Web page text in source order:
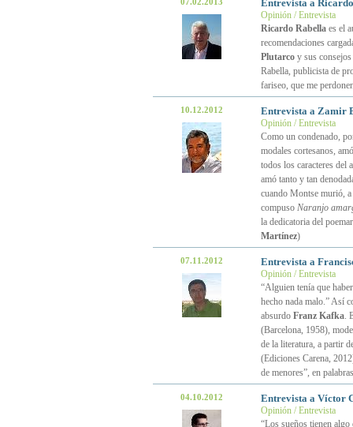
Entrevista a
Opinión / Entrevista
Ricardo Rabellaes el
recomendaciones
Plutarcoy sus consejos
Rabella, publicista de
fariseo, que me
10.12.2012 Entrevista a Zamir
Opinión / Entrevista
Como un condenado,
modales cortesanos,
todos los caracteres del
amó tanto y tan
cuando Montse murió,
compuso Naranjo
la dedicatoria del
Martínez)
07.11.2012 Entrevista a
Opinión / Entrevista
“Alguien tenía que
hecho nada malo.” Así
absurdo Franz Kafka.
(Barcelona, 1958),
de la literatura, a partir
(Ediciones Carena,
de menores”, en
04.10.2012 Entrevista a Víctor
Opinión / Entrevista
“Los sueños tienen